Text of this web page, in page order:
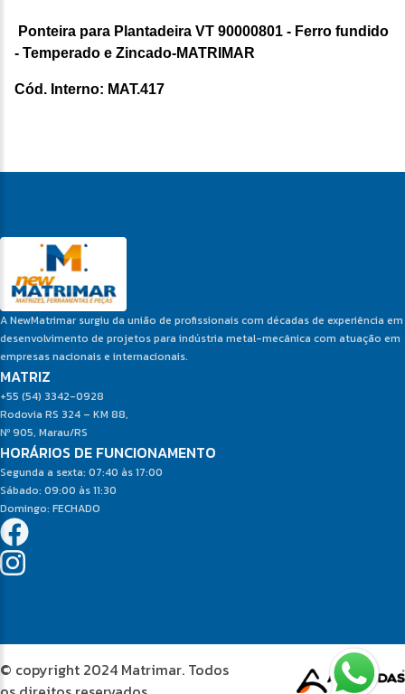
Ponteira para Plantadeira VT 90000801 - Ferro fundido
- Temperado e Zincado-MATRIMAR
Cód. Interno: MAT.417
A NewMatrimar surgiu da união de profissionais com décadas de experiência em
desenvolvimento de projetos para indústria metal-mecânica com atuação em
empresas nacionais e internacionais.
MATRIZ
+55 (54) 3342-0928
Rodovia RS 324 – KM 88,
Nº 905, Marau/RS
HORÁRIOS DE FUNCIONAMENTO
Segunda a sexta: 07:40 às 17:00
Sábado: 09:00 às 11:30
Domingo: FECHADO
© copyright 2024 Matrimar. Todos